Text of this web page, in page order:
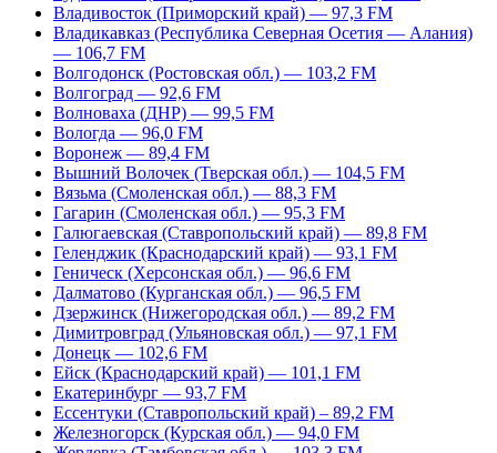
Владивосток (Приморский край) — 97,3 FM
Владикавказ (Республика Северная Осетия — Алания)
— 106,7 FM
Волгодонск (Ростовская обл.) — 103,2 FM
Волгоград — 92,6 FM
Волноваха (ДНР) — 99,5 FM
Вологда — 96,0 FM
Воронеж — 89,4 FM
Вышний Волочек (Тверская обл.) — 104,5 FM
Вязьма (Смоленская обл.) — 88,3 FM
Гагарин (Смоленская обл.) — 95,3 FM
Галюгаевская (Ставропольский край) — 89,8 FM
Геленджик (Краснодарский край) — 93,1 FM
Геническ (Херсонская обл.) — 96,6 FM
Далматово (Курганская обл.) — 96,5 FM
Дзержинск (Нижегородская обл.) — 89,2 FM
Димитровград (Ульяновская обл.) — 97,1 FM
Донецк — 102,6 FM
Ейск (Краснодарский край) — 101,1 FM
Екатеринбург — 93,7 FM
Ессентуки (Ставропольский край) – 89,2 FM
Железногорск (Курская обл.) — 94,0 FM